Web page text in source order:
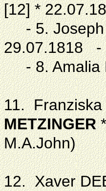
[12] *
- 5. Joseph
29.07.1818 -
- 8. Amalia
11.
METZINGER*
M.A.John)
12. Xaver